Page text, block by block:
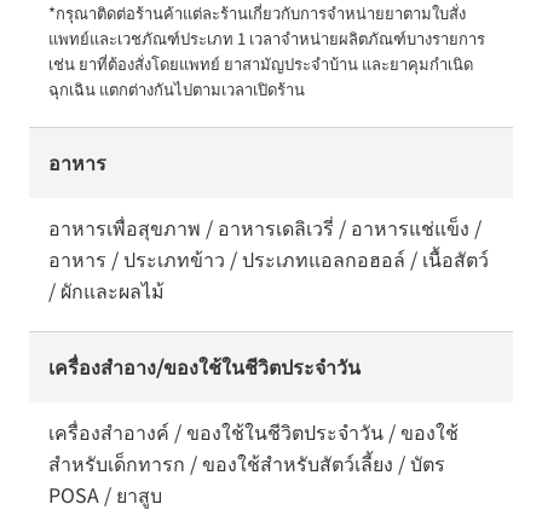
*กรุณาติดต่อร้านค้าแต่ละร้านเกี่ยวกับการจำหน่ายยาตามใบสั่ง
แพทย์และเวชภัณฑ์ประเภท 1 เวลาจำหน่ายผลิตภัณฑ์บางรายการ
เช่น ยาที่ต้องสั่งโดยแพทย์ ยาสามัญประจำบ้าน และยาคุมกำเนิด
ฉุกเฉิน แตกต่างกันไปตามเวลาเปิดร้าน
อาหาร
อาหารเพื่อสุขภาพ / อาหารเดลิเวรี่ / อาหารแช่แข็ง /
อาหาร / ประเภทข้าว / ประเภทแอลกอฮอล์ / เนื้อสัตว์
/ ผักและผลไม้
เครื่องสำอาง/ของใช้ในชีวิตประจำวัน
เครื่องสำอางค์ / ของใช้ในชีวิตประจำวัน / ของใช้
สำหรับเด็กทารก / ของใช้สำหรับสัตว์เลี้ยง / บัตร
POSA / ยาสูบ